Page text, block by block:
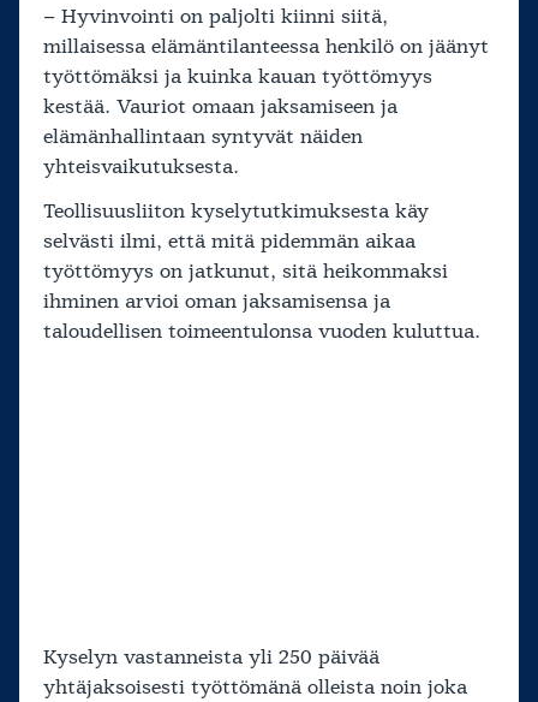
– Hyvinvointi on paljolti kiinni siitä,
millaisessa elämäntilanteessa henkilö on jäänyt
työttömäksi ja kuinka kauan työttömyys
kestää. Vauriot omaan jaksamiseen ja
elämänhallintaan syntyvät näiden
yhteisvaikutuksesta.
Teollisuusliiton kyselytutkimuksesta käy
selvästi ilmi, että mitä pidemmän aikaa
työttömyys on jatkunut, sitä heikommaksi
ihminen arvioi oman jaksamisensa ja
taloudellisen toimeentulonsa vuoden kuluttua.
Kyselyn vastanneista yli 250 päivää
yhtäjaksoisesti työttömänä olleista noin joka